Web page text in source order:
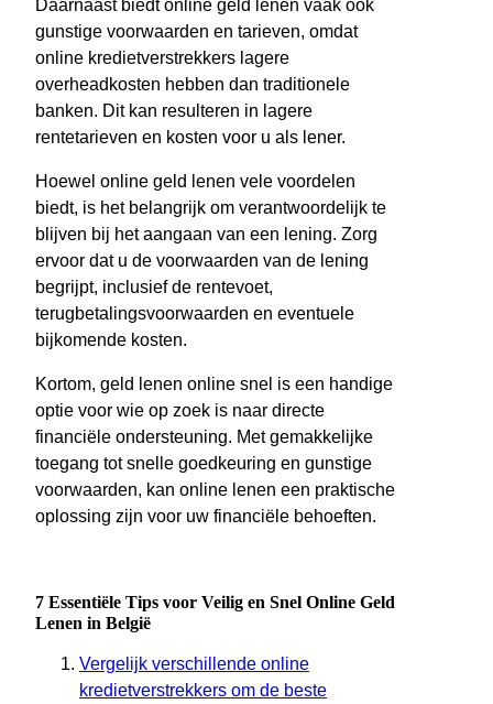
Daarnaast biedt online geld lenen vaak ook
gunstige voorwaarden en tarieven, omdat
online kredietverstrekkers lagere
overheadkosten hebben dan traditionele
banken. Dit kan resulteren in lagere
rentetarieven en kosten voor u als lener.
Hoewel online geld lenen vele voordelen
biedt, is het belangrijk om verantwoordelijk te
blijven bij het aangaan van een lening. Zorg
ervoor dat u de voorwaarden van de lening
begrijpt, inclusief de rentevoet,
terugbetalingsvoorwaarden en eventuele
bijkomende kosten.
Kortom, geld lenen online snel is een handige
optie voor wie op zoek is naar directe
financiële ondersteuning. Met gemakkelijke
toegang tot snelle goedkeuring en gunstige
voorwaarden, kan online lenen een praktische
oplossing zijn voor uw financiële behoeften.
7 Essentiële Tips voor Veilig en Snel Online Geld
Lenen in België
Vergelijk verschillende online
kredietverstrekkers om de beste